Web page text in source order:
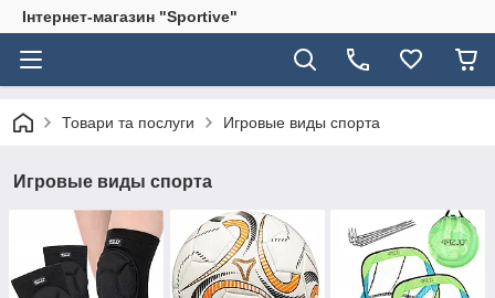
Інтернет-магазин "Sportive"
Товари та послуги Игровые виды спорта
Игровые виды спорта